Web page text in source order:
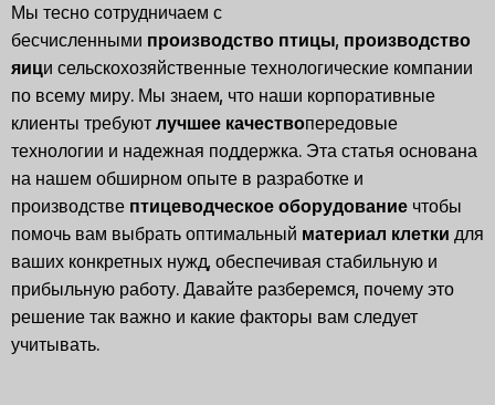
Мы тесно сотрудничаем с
бесчисленными производство птицы, производство
яици сельскохозяйственные технологические компании
по всему миру. Мы знаем, что наши корпоративные
клиенты требуют лучшее качествопередовые
технологии и надежная поддержка. Эта статья основана
на нашем обширном опыте в разработке и
производстве птицеводческое оборудование чтобы
помочь вам выбрать оптимальный материал клетки для
ваших конкретных нужд, обеспечивая стабильную и
прибыльную работу. Давайте разберемся, почему это
решение так важно и какие факторы вам следует
учитывать.